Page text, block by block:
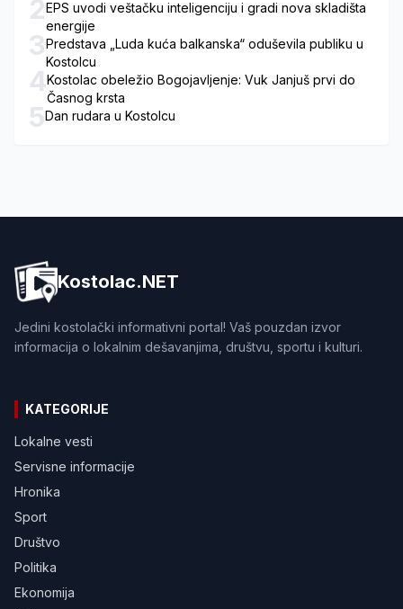
2EPS uvodi veštačku inteligenciju i gradi nova skladišta
energije
3Predstava „Luda kuća balkanska“ oduševila publiku u
Kostolcu
4Kostolac obeležio Bogojavljenje: Vuk Janjuš prvi do
Časnog krsta
5Dan rudara u Kostolcu
Kostolac.NET
Jedini kostolački informativni portal! Vaš pouzdan izvor
informacija o lokalnim dešavanjima, društvu, sportu i kulturi.
KATEGORIJE
Lokalne vesti
Servisne informacije
Hronika
Sport
Društvo
Politika
Ekonomija